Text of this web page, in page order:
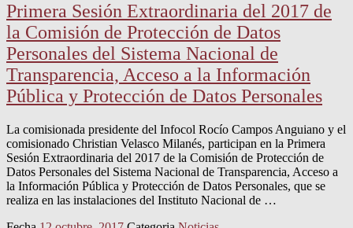
Primera Sesión Extraordinaria del 2017 de
la Comisión de Protección de Datos
Personales del Sistema Nacional de
Transparencia, Acceso a la Información
Pública y Protección de Datos Personales
La comisionada presidente del Infocol Rocío Campos Anguiano y el
comisionado Christian Velasco Milanés, participan en la Primera
Sesión Extraordinaria del 2017 de la Comisión de Protección de
Datos Personales del Sistema Nacional de Transparencia, Acceso a
la Información Pública y Protección de Datos Personales, que se
realiza en las instalaciones del Instituto Nacional de …